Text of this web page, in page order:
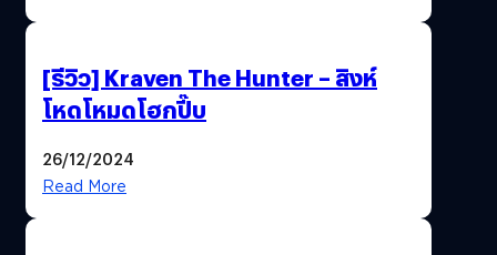
[รีวิว] Kraven The Hunter – สิงห์
โหดโหมดโฮกปี๊บ
26/12/2024
Read More